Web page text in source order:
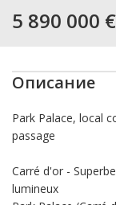
5 890 000 €
Описание
Park Palace, local
passage
Carré d'or -
lumineux